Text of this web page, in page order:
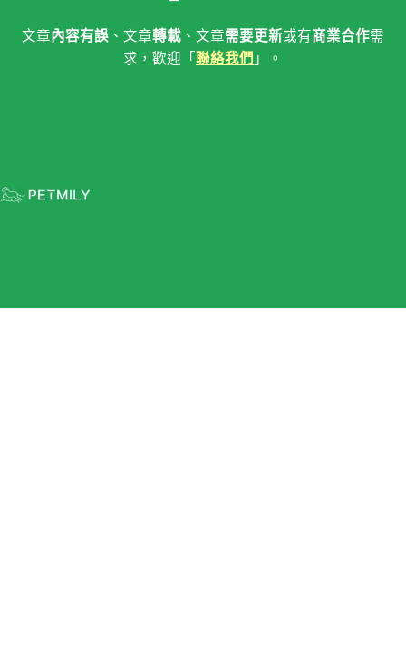
文章內容有誤 、文章轉載 、文章需要更新或有商業合作需
求，歡迎「 聯絡我們 」。